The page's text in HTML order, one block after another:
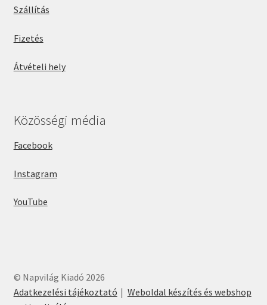
Szállítás
Fizetés
Átvételi hely
Közösségi média
Facebook
Instagram
YouTube
© Napvilág Kiadó 2026
Adatkezelési tájékoztató
Weboldal készítés és webshop